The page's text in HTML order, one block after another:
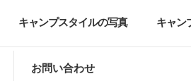
キャンプスタイルの写真 キャン
お問い合わせ